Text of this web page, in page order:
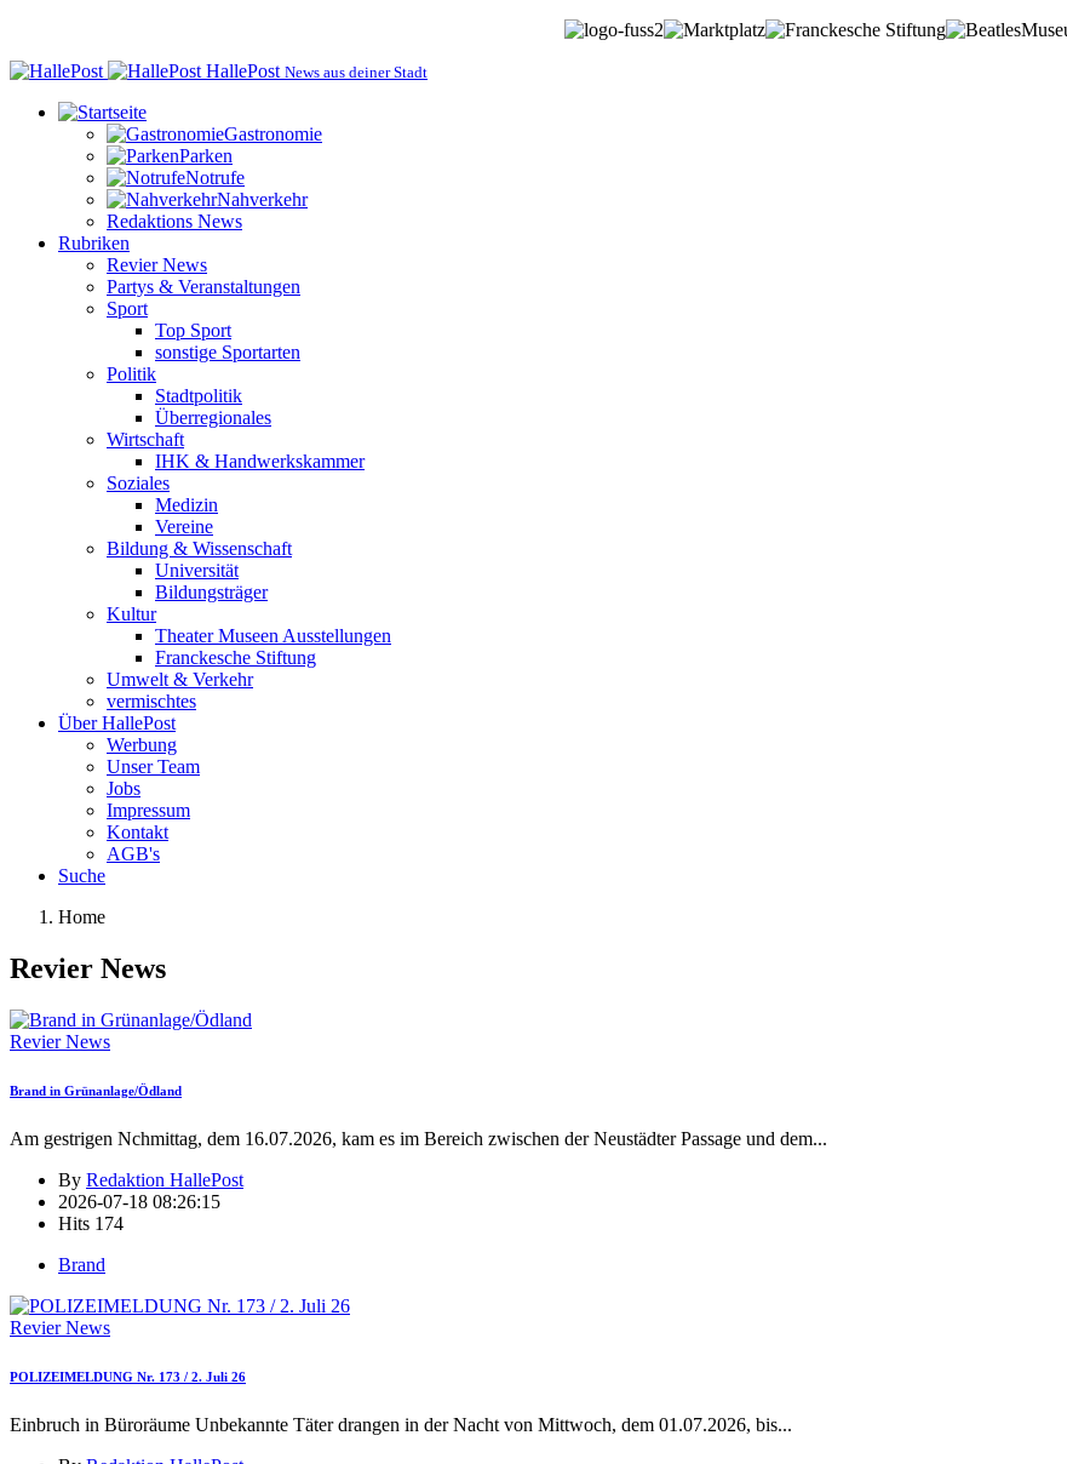
HallePost News aus deiner Stadt
Gastronomie
Parken
Notrufe
Nahverkehr
Redaktions News
Rubriken
Revier News
Partys & Veranstaltungen
Sport
Top Sport
sonstige Sportarten
Politik
Stadtpolitik
Überregionales
Wirtschaft
IHK & Handwerkskammer
Soziales
Medizin
Vereine
Bildung & Wissenschaft
Universität
Bildungsträger
Kultur
Theater Museen Ausstellungen
Franckesche Stiftung
Umwelt & Verkehr
vermischtes
Über HallePost
Werbung
Unser Team
Jobs
Impressum
Kontakt
AGB's
Suche
Home
Revier News
Revier News
Brand in Grünanlage/Ödland
Am gestrigen Nchmittag, dem 16.07.2026, kam es im Bereich zwischen der Neustädter Passage und dem...
By Redaktion HallePost
2026-07-18 08:26:15
Hits 174
Brand
Revier News
POLIZEIMELDUNG Nr. 173 / 2. Juli 26
Einbruch in Büroräume Unbekannte Täter drangen in der Nacht von Mittwoch, dem 01.07.2026, bis...